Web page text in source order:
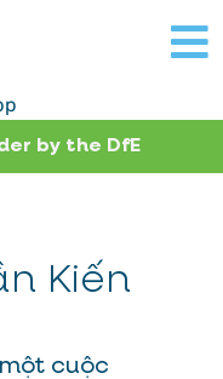
by the DfE
Kiến
cuộc